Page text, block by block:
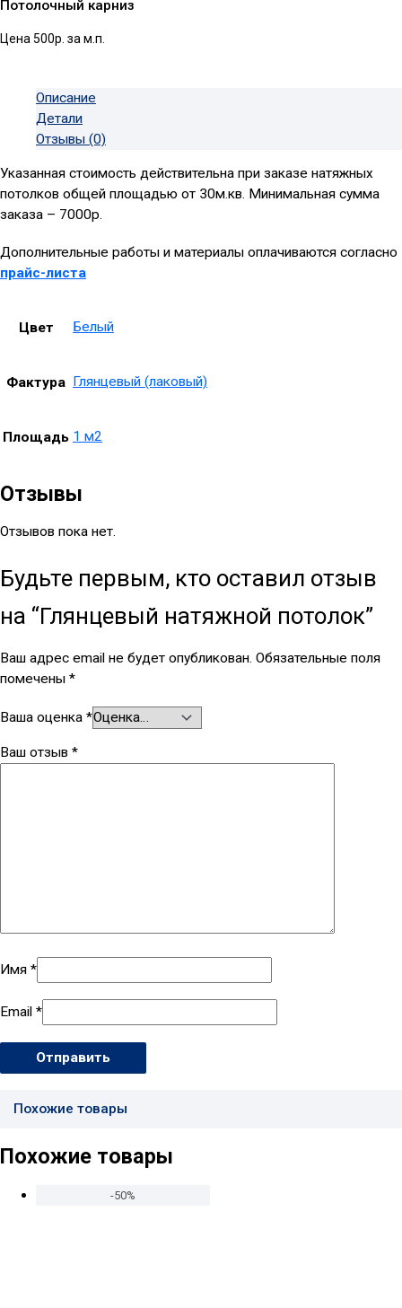
Потолочный карниз
Цена 500р. за м.п.
Описание
Детали
Отзывы (0)
Указанная стоимость действительна при заказе натяжных
потолков общей площадью от 30м.кв. Минимальная сумма
заказа – 7000р.
Дополнительные работы и материалы оплачиваются согласно
прайс-листа
Цвет Белый
Фактура Глянцевый (лаковый)
Площадь 1 м2
Отзывы
Отзывов пока нет.
Будьте первым, кто оставил отзыв
на “Глянцевый натяжной потолок”
Ваш адрес email не будет опубликован. Обязательные поля
помечены *
Ваша оценка *
Ваш отзыв *
Имя *
Email *
Похожие товары
Похожие товары
-50%